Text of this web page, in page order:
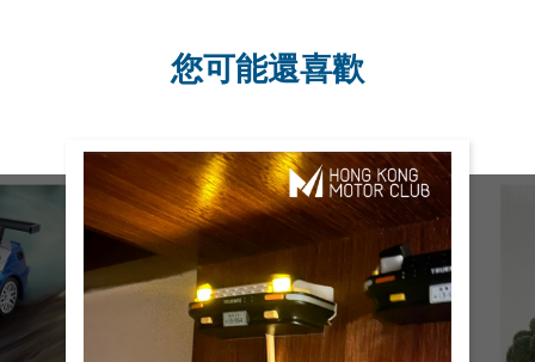
您可能還喜歡